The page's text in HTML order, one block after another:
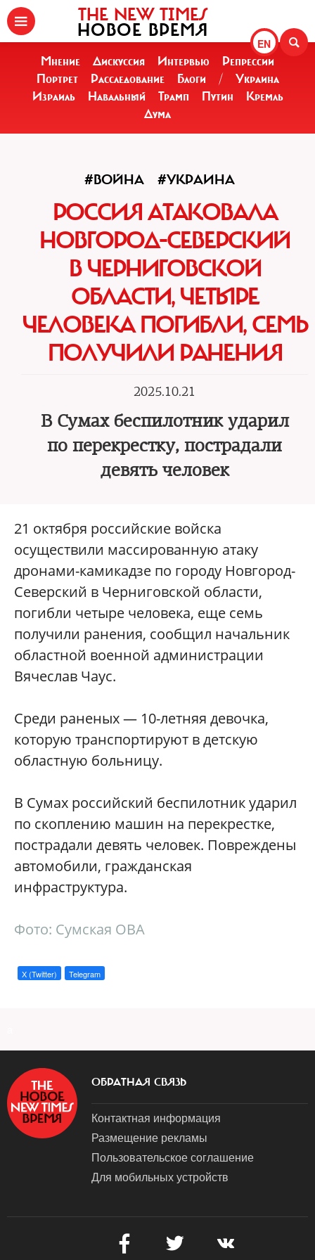
EN
THE NEW TIMES
НОВОЕ ВРЕМЯ
Мнение Дискуссия Интервью
Репрессии
Портрет
Расследование Блоги /
Украина
Израиль
Навальный Трамп Путин
Кремль
Дума
#ВОЙНА #УКРАИНА
РОССИЯ АТАКОВАЛА
НОВГОРОД-СЕВЕРСКИЙ
В ЧЕРНИГОВСКОЙ
ОБЛАСТИ, ЧЕТЫРЕ
ЧЕЛОВЕКА ПОГИБЛИ, СЕМЬ
ПОЛУЧИЛИ РАНЕНИЯ
2025.10.21
В Сумах беспилотник ударил
по перекрестку, пострадали
девять человек
21 октября российские войска
осуществили массированную атаку
дронами-камикадзе по городу Новгород-
Северский в Черниговской области,
погибли четыре человека, еще семь
получили ранения, сообщил начальник
областной военной администрации
Вячеслав Чаус.
Среди раненых — 10-летняя девочка,
которую транспортируют в детскую
областную больницу.
В Сумах российский беспилотник ударил
по скоплению машин на перекрестке,
пострадали девять человек. Повреждены
автомобили, гражданская
инфраструктура.
Фото: Сумская ОВА
X (Twitter) Telegram
ОБРАТНАЯ СВЯЗЬ
Контактная информация
Размещение рекламы
Пользовательское соглашение
Для мобильных устройств